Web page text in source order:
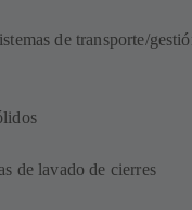
de transporte/
de lavado de cierres